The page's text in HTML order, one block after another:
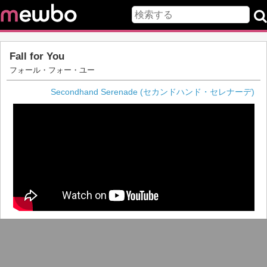
Fall for You
フォール・フォー・ユー
Secondhand Serenade (セカンドハンド・セレナーデ)